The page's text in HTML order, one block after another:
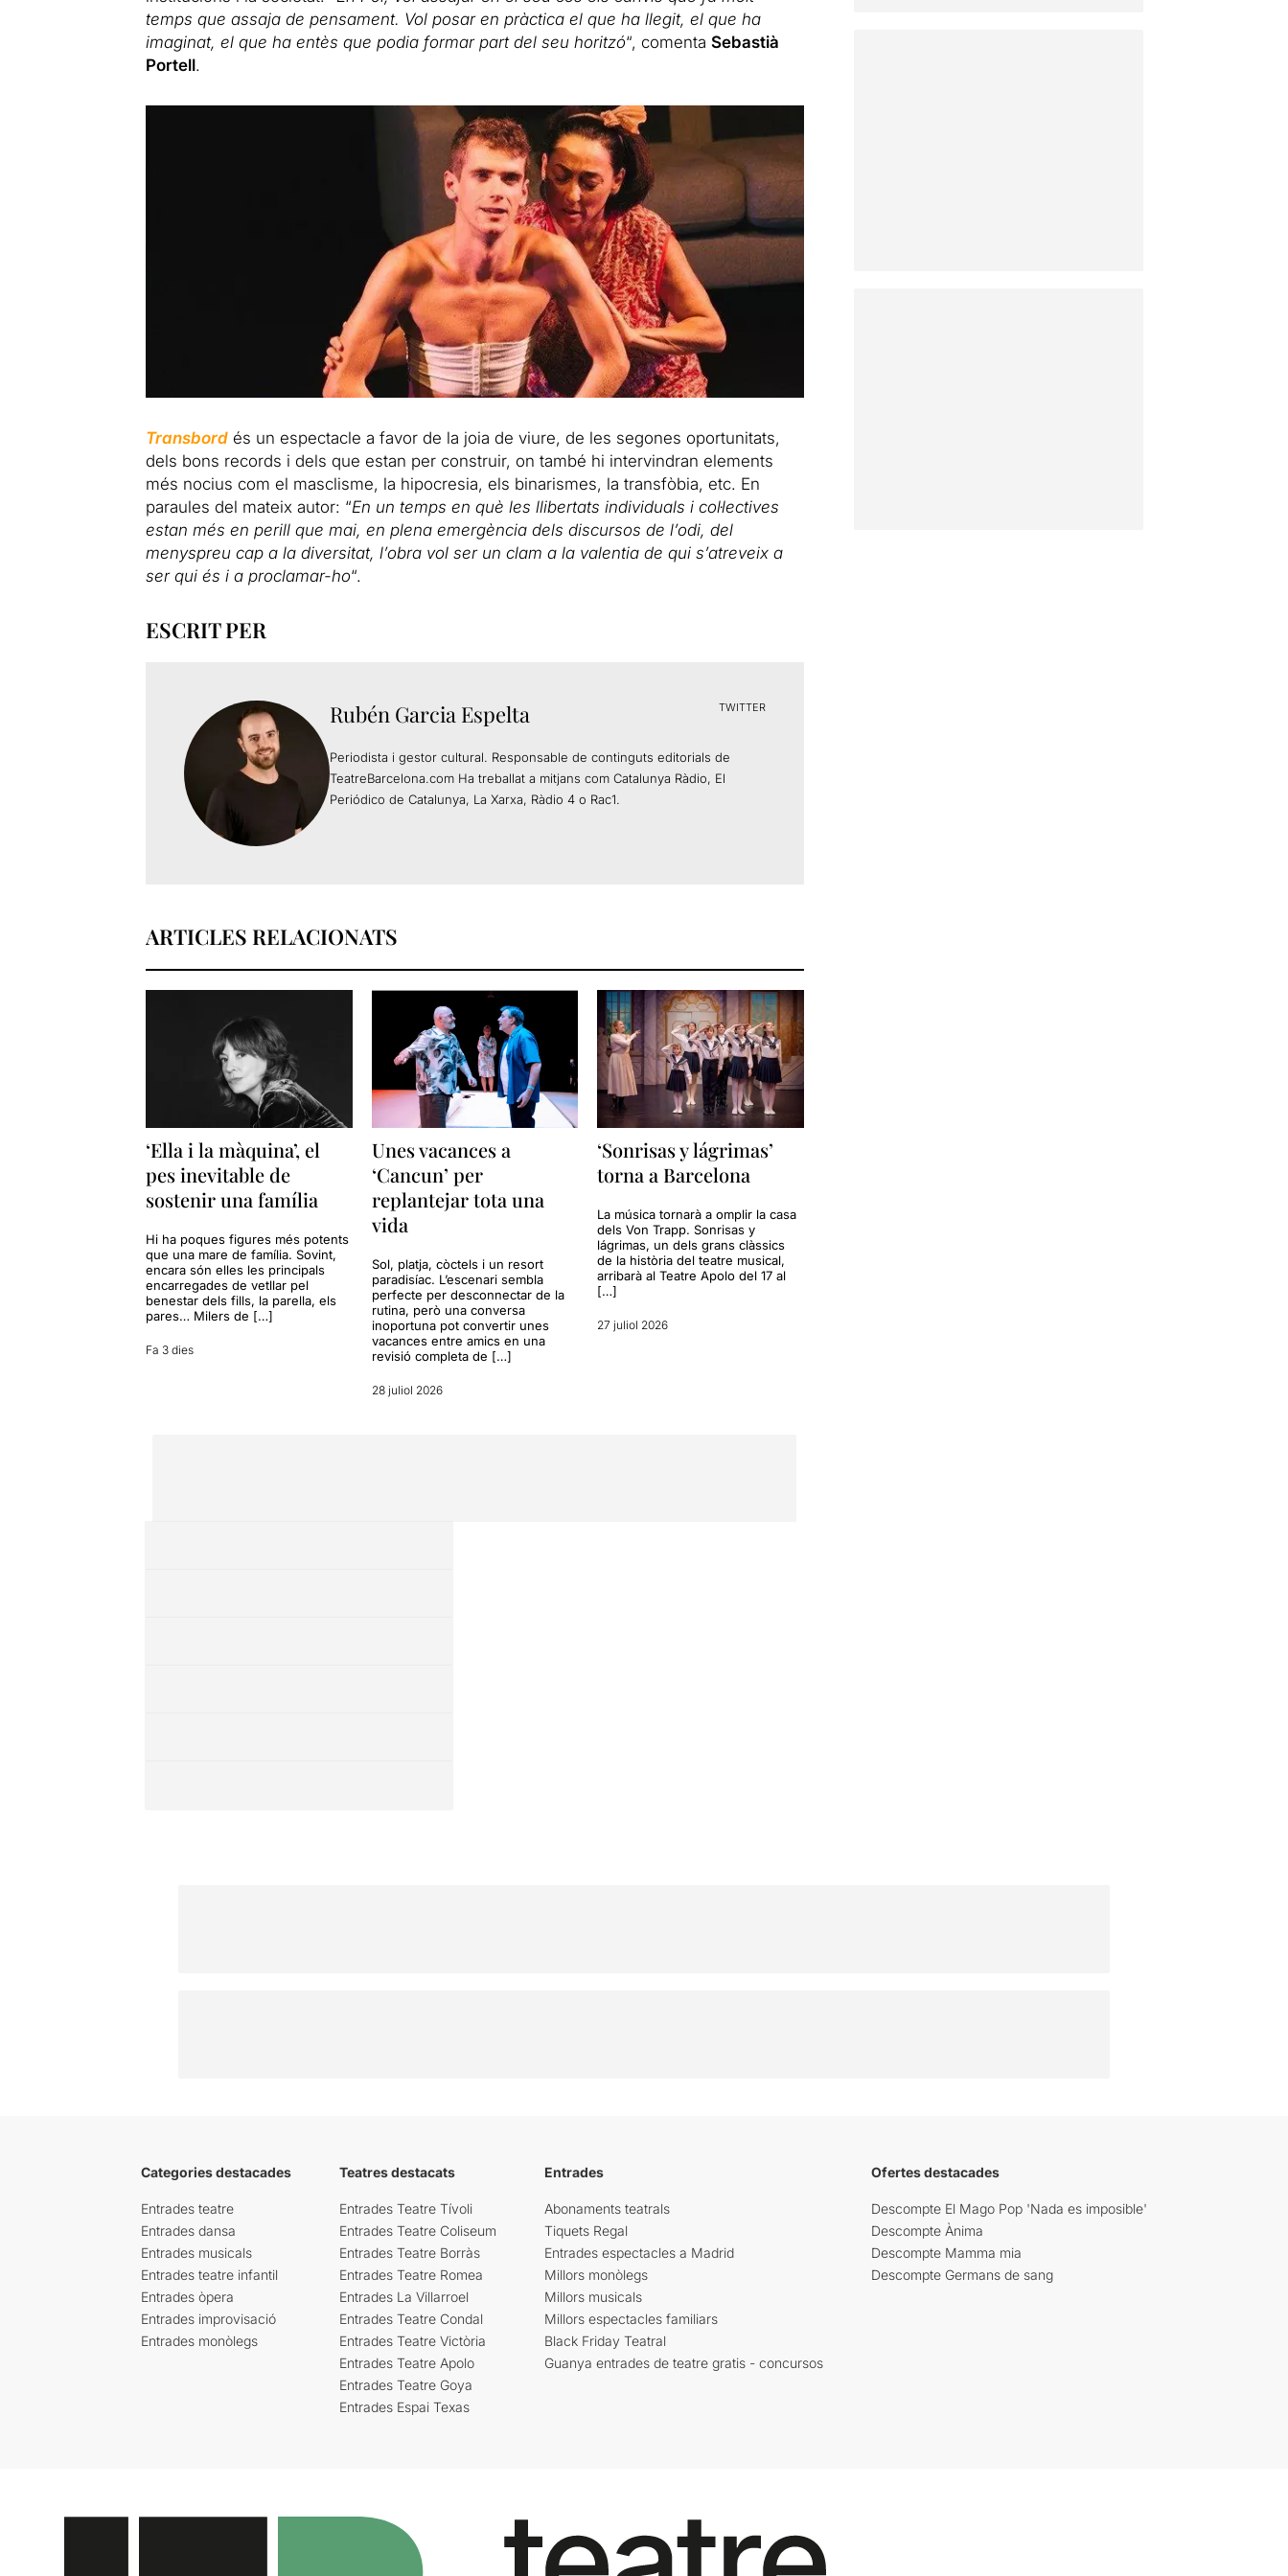
temps que assaja de pensament. Vol posar en pràctica el que ha llegit, el que ha
imaginat, el que ha entès que podia formar part del seu horitzó“, comenta Sebastià
Portell.
Transbordés un espectacle a favor de la joia de viure, de les segones oportunitats,
dels bons records i dels que estan per construir, on també hi intervindran elements
més nocius com el masclisme, la hipocresia, els binarismes, la transfòbia, etc. En
paraules del mateix autor: “En un temps en què les llibertats individuals i col·lectives
estan més en perill que mai, en plena emergència dels discursos de l’odi, del
menyspreu cap a la diversitat, l’obra vol ser un clam a la valentia de qui s’atreveix a
ser qui és i a proclamar-ho“.
ESCRIT PER
Rubén Garcia Espelta TWITTER
Periodista i gestor cultural. Responsable de continguts editorials de
TeatreBarcelona.com Ha treballat a mitjans com Catalunya Ràdio, El
Periódico de Catalunya, La Xarxa, Ràdio 4 o Rac1.
ARTICLES RELACIONATS
‘Ella i la màquina’, el
pes inevitable de
sostenir una família
Hi ha poques figures més potents
que una mare de família. Sovint,
encara són elles les principals
encarregades de vetllar pel
benestar dels fills, la parella, els
pares… Milers de […]
Fa 3 dies
Unes vacances a
‘Cancun’ per
replantejar tota una
vida
Sol, platja, còctels i un resort
paradisíac. L’escenari sembla
perfecte per desconnectar de la
rutina, però una conversa
inoportuna pot convertir unes
vacances entre amics en una
revisió completa de […]
28 juliol 2026
‘Sonrisas y lágrimas’
torna a Barcelona
La música tornarà a omplir la casa
dels Von Trapp. Sonrisas y
lágrimas, un dels grans clàssics
de la història del teatre musical,
arribarà al Teatre Apolo del 17 al
[…]
27 juliol 2026
Categories destacades
Entrades teatre
Entrades dansa
Entrades musicals
Entrades teatre infantil
Entrades òpera
Entrades improvisació
Entrades monòlegs
Teatres destacats
Entrades Teatre Tívoli
Entrades Teatre Coliseum
Entrades Teatre Borràs
Entrades Teatre Romea
Entrades La Villarroel
Entrades Teatre Condal
Entrades Teatre Victòria
Entrades Teatre Apolo
Entrades Teatre Goya
Entrades Espai Texas
Entrades
Abonaments teatrals
Tiquets Regal
Entrades espectacles a Madrid
Millors monòlegs
Millors musicals
Millors espectacles familiars
Black Friday Teatral
Guanya entrades de teatre gratis - concursos
Ofertes destacades
Descompte El Mago Pop 'Nada es imposible'
Descompte Ànima
Descompte Mamma mia
Descompte Germans de sang